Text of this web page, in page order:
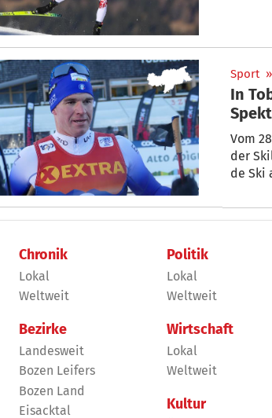
Sport »
In
Vom
der
de Ski
Chronik
Lokal
Weltweit
Bezirke
Landesweit
Bozen Leifers
Bozen Land
Eisacktal
Politik
Lokal
Weltweit
Wirtschaft
Lokal
Weltweit
Kultur